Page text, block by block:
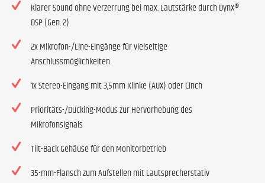
Klarer Sound ohne Verzerrung bei max. Lautstärke durch DynX®
DSP (Gen. 2)
2x Mikrofon-/Line-Eingänge für vielseitige
Anschlussmöglichkeiten
1x Stereo-Eingang mit 3,5mm Klinke (AUX) oder Cinch
Prioritäts-/Ducking-Modus zur Hervorhebung des
Mikrofonsignals
Tilt-Back Gehäuse für den Monitorbetrieb
35-mm-Flansch zum Aufstellen mit Lautsprecherstativ